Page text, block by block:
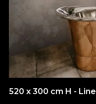
520 x 300 cm H -